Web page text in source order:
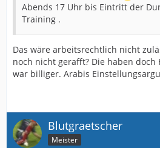
Abends 17 Uhr bis Eintritt der
Training .
Das wäre arbeitsrechtlich nicht
noch nicht gerafft? Die haben doch
war billiger. Arabis
Blutgraetscher
Meister